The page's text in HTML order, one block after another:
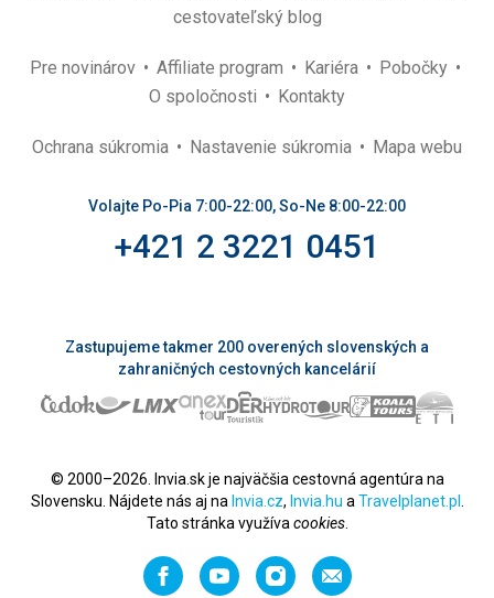
cestovateľský blog
Pre novinárov Affiliate program Kariéra
Pobočky
O spoločnosti
Kontakty
Ochrana súkromia Nastavenie súkromia Mapa webu
Volajte Po-Pia 7:00-22:00, So-Ne 8:00-22:00
+421 2 3221 0451
Zastupujeme takmer 200 overených slovenských a
zahraničných cestovných kancelárií
© 2000–2026. Invia.sk je najväčšia cestovná agentúra na
Slovensku. Nájdete nás aj na Invia.cz, Invia.hu a Travelplanet.pl
Tato stránka využíva cookies.
FacebookYouTubeInstagramOdporučiť